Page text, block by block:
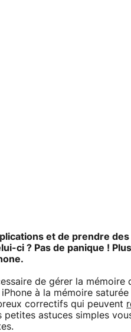
et de prendre
ci ? Pas de panique !
de gérer la
à la mémoire
correctifs qui peuvent
petites astuces simples